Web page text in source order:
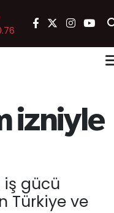
izniyle
iş gücü
Türkiye ve